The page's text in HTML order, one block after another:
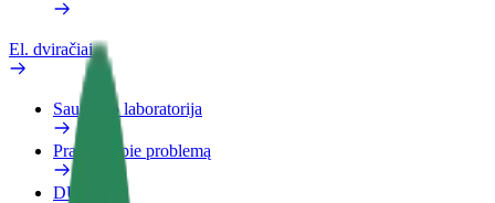
El. dviračiai
Saugumo laboratorija
Pranešti apie problemą
DUK